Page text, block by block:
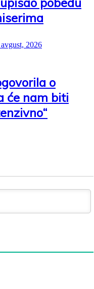
2026
o
će nam biti